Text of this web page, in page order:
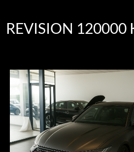
REVISION 120000